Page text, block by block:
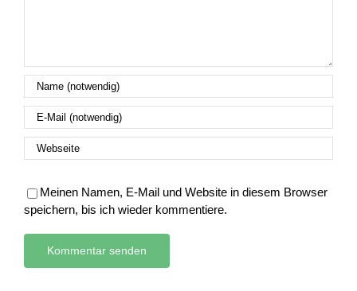
Meinen Namen, E-Mail und Website in diesem Browser
speichern, bis ich wieder kommentiere.